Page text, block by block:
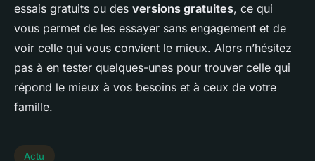
essais gratuits ou des versions gratuites, ce qui
vous permet de les essayer sans engagement et de
voir celle qui vous convient le mieux. Alors n’hésitez
pas à en tester quelques-unes pour trouver celle qui
répond le mieux à vos besoins et à ceux de votre
famille.
Actu